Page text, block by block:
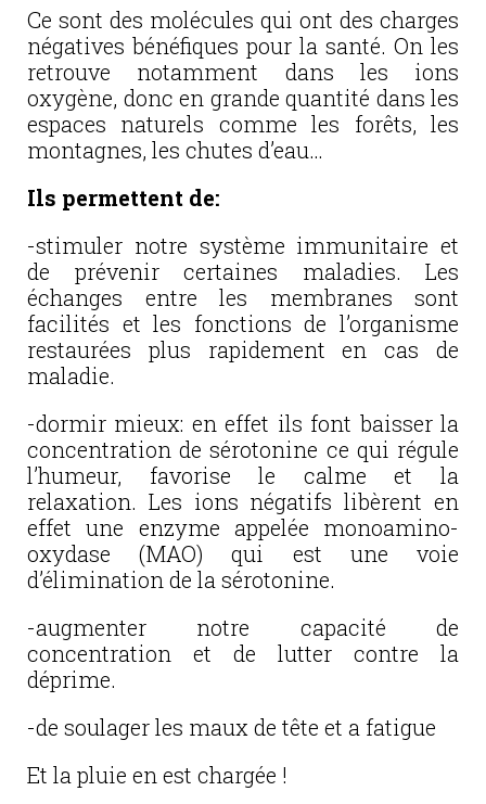
Ce sont des molécules qui ont des charges
négatives bénéfiques pour la santé. On les
retrouve notamment dans les ions
oxygène, donc en grande quantité dans les
espaces naturels comme les forêts, les
montagnes, les chutes d’eau…
Ils permettent de:
-stimuler notre système immunitaire et
de prévenir certaines maladies. Les
échanges entre les membranes sont
facilités et les fonctions de l’organisme
restaurées plus rapidement en cas de
maladie.
-dormir mieux: en effet ils font baisser la
concentration de sérotonine ce qui régule
l’humeur, favorise le calme et la
relaxation. Les ions négatifs libèrent en
effet une enzyme appelée monoamino-
oxydase (MAO) qui est une voie
d’élimination de la sérotonine.
-augmenter notre capacité de
concentration et de lutter contre la
déprime.
-de soulager les maux de tête et a fatigue
Et la pluie en est chargée !